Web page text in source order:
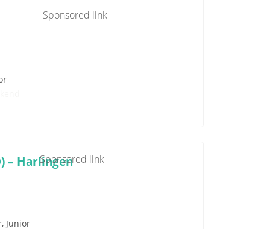
Sponsored link
– HarlingenSponsored link
Junior